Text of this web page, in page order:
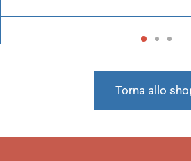
Torna allo